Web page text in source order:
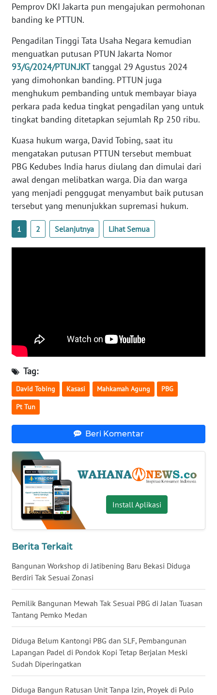
Pemprov DKI Jakarta pun mengajukan permohonan
banding ke PTTUN.
Pengadilan Tinggi Tata Usaha Negara kemudian
menguatkan putusan PTUN Jakarta Nomor
93/G/2024/PTUN.JKTtanggal 29 Agustus 2024
yang dimohonkan banding. PTTUN juga
menghukum pembanding untuk membayar biaya
perkara pada kedua tingkat pengadilan yang untuk
tingkat banding ditetapkan sejumlah Rp 250 ribu.
Kuasa hukum warga, David Tobing, saat itu
mengatakan putusan PTTUN tersebut membuat
PBG Kedubes India harus diulang dan dimulai dari
awal dengan melibatkan warga. Dia dan warga
yang menjadi penggugat menyambut baik putusan
tersebut yang menunjukkan supremasi hukum.
1 2 Selanjutnya Lihat Semua
Tag:
David Tobing Kasasi Mahkamah Agung PBG
Pt Tun
Beri Komentar
Install Aplikasi
Berita Terkait
Bangunan Workshop di Jatibening Baru Bekasi Diduga
Berdiri Tak Sesuai Zonasi
Pemilik Bangunan Mewah Tak Sesuai PBG di Jalan Tuasan
Tantang Pemko Medan
Diduga Belum Kantongi PBG dan SLF, Pembangunan
Lapangan Padel di Pondok Kopi Tetap Berjalan Meski
Sudah Diperingatkan
Diduga Bangun Ratusan Unit Tanpa Izin, Proyek di Pulo
WN
JABAR
BANTEN
WN
NTT
WN
WN
PAPUA
WN
PAPUA
WN
RIAU
WN
SULTRA
WN
NTB
SULBAR
WN
BABEL
WN
WN
SUMSEL
WN
BENGKULU
LAMPUNG